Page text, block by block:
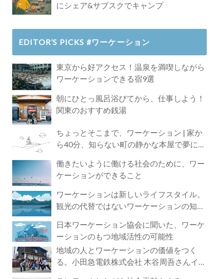
にシェア&サブスクでキャンプ
EDITOR’S PICKS #ワーケーション
東京から好アクセス！温泉を満喫しながら
ワーケーションできる宿9選
朝にひとっ風呂浴びてから、仕事しよう！
関東のおすすめ銭湯
ちょっとそこまで、ワーケーション | 家か
ら40分、知らない町の静かな本屋で夢に近
働きたいように働ける社会のために、ワー
ケーションができること
ワーケーションは新しいライフスタイル。
観光の代替ではないワーケーションの知ら
日本ワーケーション協会に聞いた、ワーケ
ーションのもつ地域活性の可能性
地域の人とワーケーションの価値をつく
る。小田急電鉄株式会社 木谷周吾さんイン